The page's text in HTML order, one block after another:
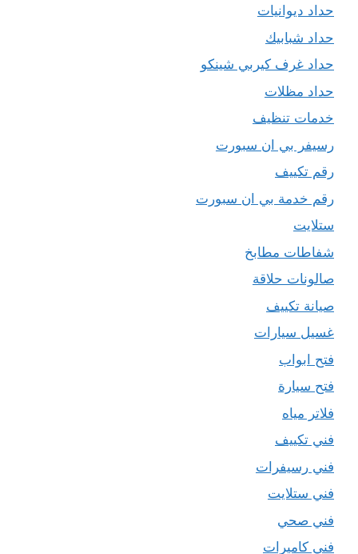
حداد ديوانيات
حداد شبابيك
حداد غرف كيربي شينكو
حداد مظلات
خدمات تنظيف
رسيفر بي ان سبورت
رقم تكييف
رقم خدمة بي ان سبورت
ستلايت
شفاطات مطابخ
صالونات حلاقة
صيانة تكييف
غسيل سيارات
فتح ابواب
فتح سيارة
فلاتر مياه
فني تكييف
فني رسيفرات
فني ستلايت
فني صحي
فني كاميرات